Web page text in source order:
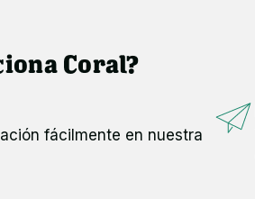
Coral?
fácilmente en nuestra